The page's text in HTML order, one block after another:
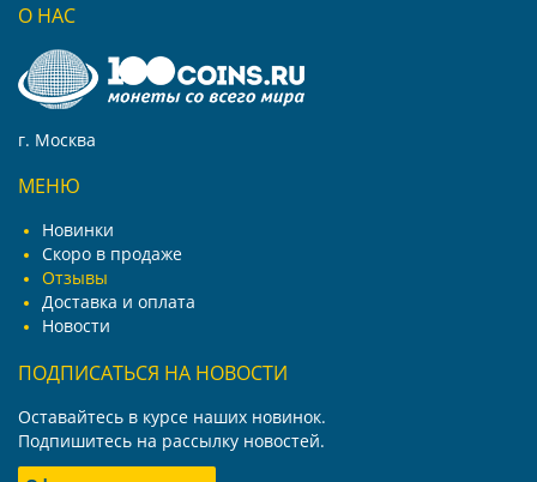
О НАС
г. Москва
МЕНЮ
Новинки
Скоро в продаже
Отзывы
Доставка и оплата
Новости
ПОДПИСАТЬСЯ НА НОВОСТИ
Оставайтесь в курсе наших новинок.
Подпишитесь на рассылку новостей.